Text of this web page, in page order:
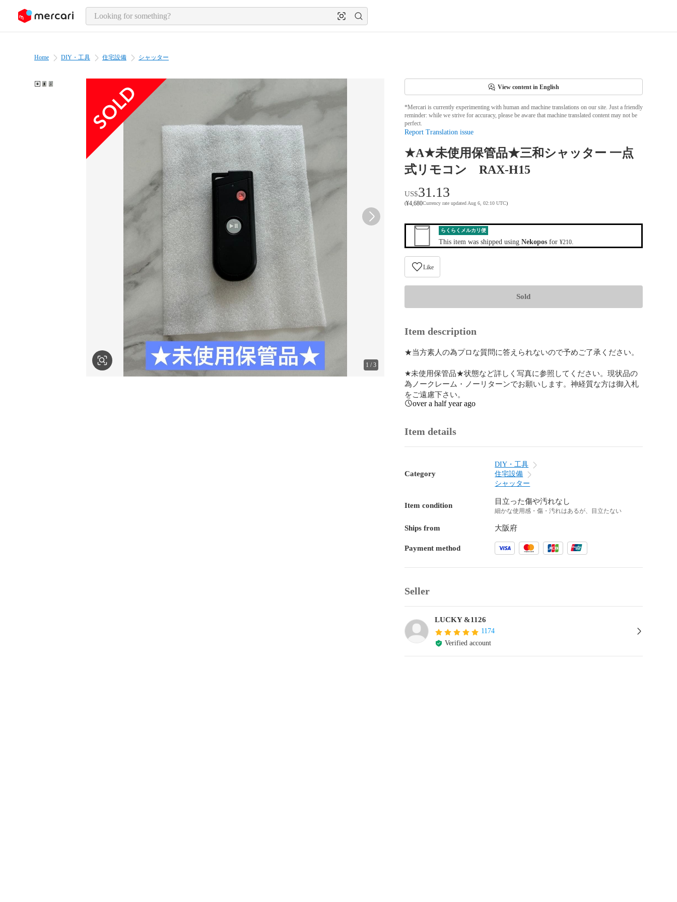
page content
Home DIY・工具 住宅設備 シャッター
1 /3
View content in English
*Mercari is currently experimenting with human and machine translations on our site. Just a friendly
reminder: while we strive for accuracy, please be aware that machine translated content may not be
perfect.
Report Translation issue
★A★未使用保管品★三和シャッター 一点
式リモコン RAX-H15
US$31.13
(¥4,680Currency rate updated Aug 6, 02:10 UTC)
らくらくメルカリ便
This item was shipped using Nekoposfor ¥210.
Like
Sold
Item description
★当方素人の為プロな質問に答えられないので予めご了承ください。
★未使用保管品★状態など詳しく写真に参照してください。現状品の
為ノークレーム・ノーリターンでお願いします。神経質な方は御入札
をご遠慮下さい。
over a half year ago
Item details
Category
DIY・工具
住宅設備
シャッター
Item condition 目立った傷や汚れなし
細かな使用感・傷・汚れはあるが、目立たない
Ships from 大阪府
Payment method
Seller
LUCKY &1126
1174
Verified account